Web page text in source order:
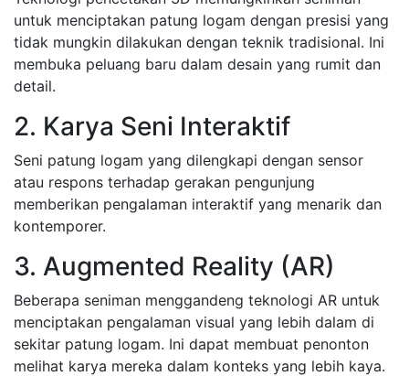
untuk menciptakan patung logam dengan presisi yang
tidak mungkin dilakukan dengan teknik tradisional. Ini
membuka peluang baru dalam desain yang rumit dan
detail.
2. Karya Seni Interaktif
Seni patung logam yang dilengkapi dengan sensor
atau respons terhadap gerakan pengunjung
memberikan pengalaman interaktif yang menarik dan
kontemporer.
3. Augmented Reality (AR)
Beberapa seniman menggandeng teknologi AR untuk
menciptakan pengalaman visual yang lebih dalam di
sekitar patung logam. Ini dapat membuat penonton
melihat karya mereka dalam konteks yang lebih kaya.